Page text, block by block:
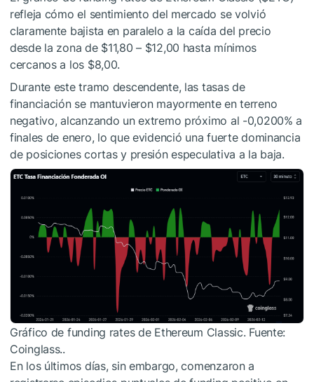
refleja cómo el sentimiento del mercado se volvió
claramente bajista en paralelo a la caída del precio
desde la zona de $11,80 – $12,00 hasta mínimos
cercanos a los $8,00.
Durante este tramo descendente, las tasas de
financiación se mantuvieron mayormente en terreno
negativo, alcanzando un extremo próximo al -0,0200% a
finales de enero, lo que evidenció una fuerte dominancia
de posiciones cortas y presión especulativa a la baja.
Gráfico de funding rates de Ethereum Classic. Fuente:
Coinglass..
En los últimos días, sin embargo, comenzaron a